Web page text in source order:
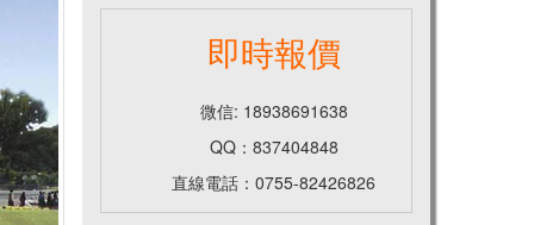
即時報價
微信: 18938691638
QQ：837404848
直線電話：0755-82426826